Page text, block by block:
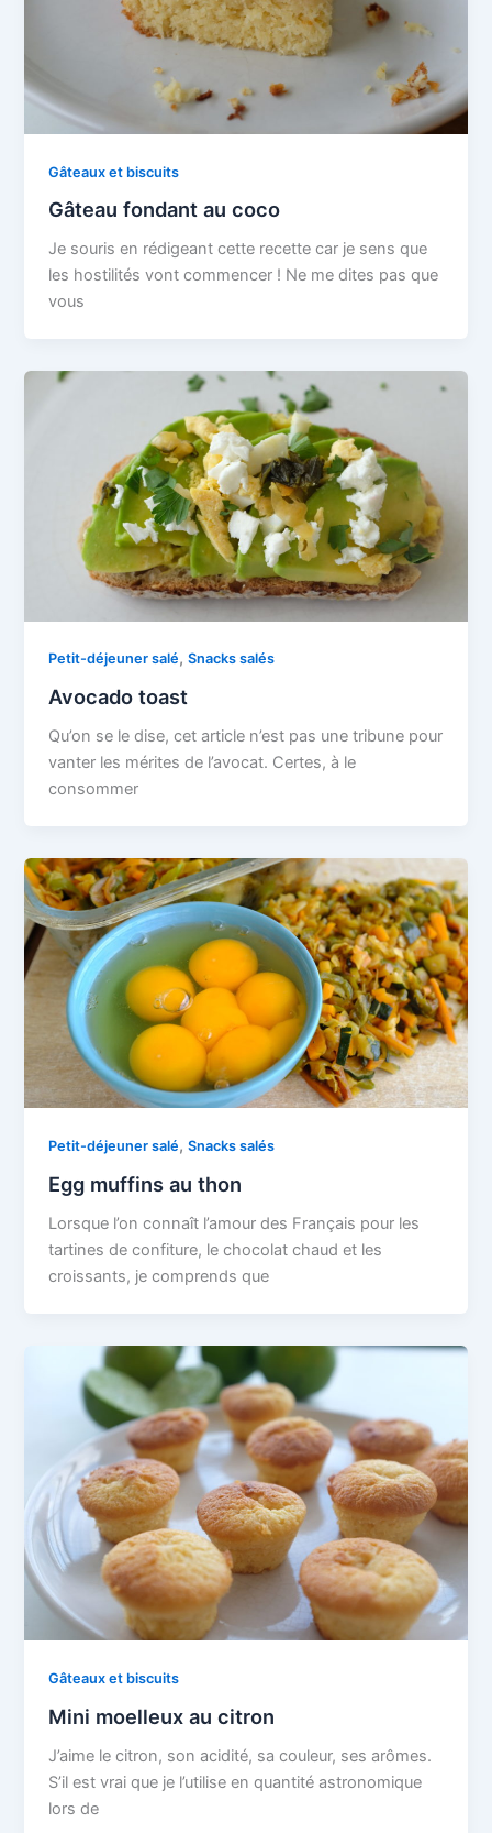
Gâteaux et biscuits
Gâteau fondant au coco
Je souris en rédigeant cette recette car je sens que
les hostilités vont commencer ! Ne me dites pas que
vous
Petit-déjeuner salé,Snacks salés
Avocado toast
Qu’on se le dise, cet article n’est pas une tribune pour
vanter les mérites de l’avocat. Certes, à le
consommer
Petit-déjeuner salé,Snacks salés
Egg muffins au thon
Lorsque l’on connaît l’amour des Français pour les
tartines de confiture, le chocolat chaud et les
croissants, je comprends que
Gâteaux et biscuits
Mini moelleux au citron
J’aime le citron, son acidité, sa couleur, ses arômes.
S’il est vrai que je l’utilise en quantité astronomique
lors de